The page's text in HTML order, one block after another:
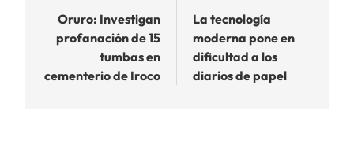
de
entradas
Oruro: Investigan
profanación de 15
tumbas en
cementerio de Iroco
La tecnología
moderna pone en
dificultad a los
diarios de papel